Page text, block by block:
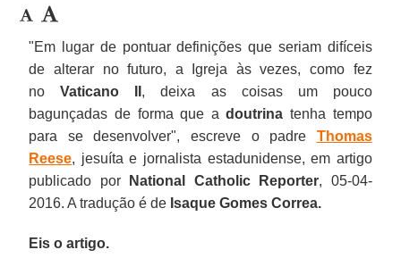
"Em lugar de pontuar definições que seriam difíceis
de alterar no futuro, a Igreja às vezes, como fez
noVaticano II , deixa as coisas um pouco
bagunçadas de forma que adoutrina tenha tempo
para se desenvolver", escreve o padre Thomas
Reese, jesuíta e jornalista estadunidense, em artigo
publicado por
National Catholic Reporter, 05-04-
2016. A tradução é de Isaque Gomes Correa.
Eis o artigo.